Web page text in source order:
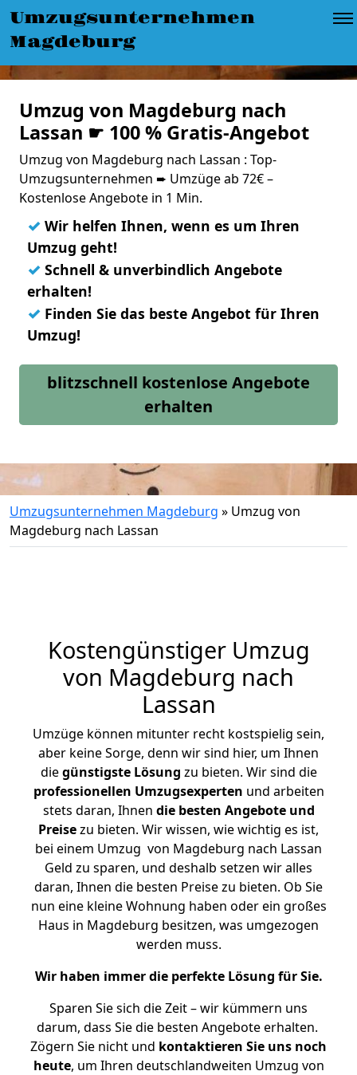
Umzugsunternehmen
Magdeburg
Umzug von Magdeburg nach
Lassan ☛ 100 % Gratis-Angebot
Umzug von Magdeburg nach Lassan : Top-
Umzugsunternehmen ➨ Umzüge ab 72€ –
Kostenlose Angebote in 1 Min.
✓ Wir helfen Ihnen, wenn es um Ihren
Umzug geht!
✓ Schnell & unverbindlich Angebote
erhalten!
✓ Finden Sie das beste Angebot für Ihren
Umzug!
blitzschnell kostenlose Angebote
erhalten
Umzugsunternehmen Magdeburg » Umzug von
Magdeburg nach Lassan
Kostengünstiger Umzug
von Magdeburg nach
Lassan
Umzüge können mitunter recht kostspielig sein,
aber keine Sorge, denn wir sind hier, um Ihnen
diegünstigste Lösung zu bieten. Wir sind die
professionellen Umzugsexperten und arbeiten
stets daran, Ihnen die besten Angebote und
Preisezu bieten. Wir wissen, wie wichtig es ist,
bei einem Umzug von Magdeburg nach Lassan
Geld zu sparen, und deshalb setzen wir alles
daran, Ihnen die besten Preise zu bieten. Ob Sie
nun eine kleine Wohnung haben oder ein großes
Haus in Magdeburg besitzen, was umgezogen
werden muss.
Wir haben immer die perfekte Lösung für Sie.
Sparen Sie sich die Zeit – wir kümmern uns
darum, dass Sie die besten Angebote erhalten.
Zögern Sie nicht und kontaktieren Sie uns noch
heute, um Ihren deutschlandweiten Umzug von